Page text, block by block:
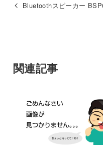
Bluetoothスピーカー
関連記事